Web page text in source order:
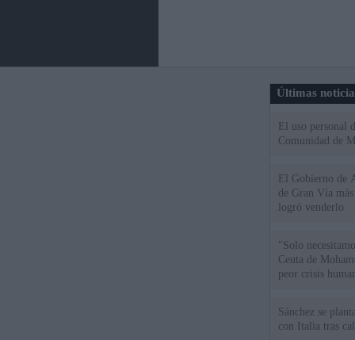
Últimas
El uso personal
Comunidad de
El Gobierno de
de Gran Vía
logró venderlo
"Solo
Ceuta de
peor crisis
Sánchez se
con Italia tras